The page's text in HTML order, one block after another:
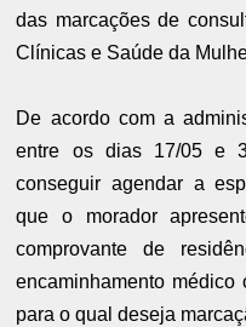
das marcações de
Clínicas e Saúde da
De acordo com a
entre os dias 17/05 e
conseguir agendar a
que o morador
comprovante de
encaminhamento
para o qual deseja